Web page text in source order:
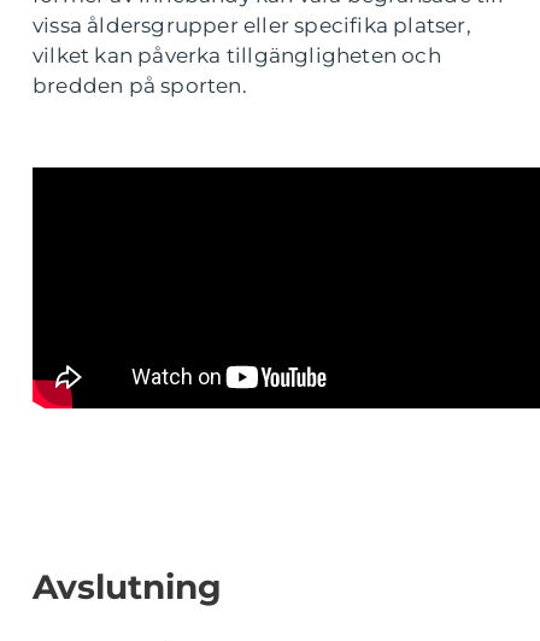
vissa åldersgrupper eller specifika platser,
vilket kan påverka tillgängligheten och
bredden på sporten.
Avslutning